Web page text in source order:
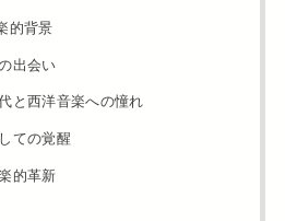
的背景
出会い
と西洋音楽への憧れ
ての覚醒
的革新